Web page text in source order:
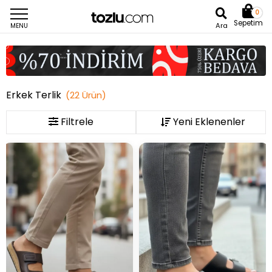
MENU Ara
0
Sepetim
Erkek Terlik (22Ürün)
Filtrele